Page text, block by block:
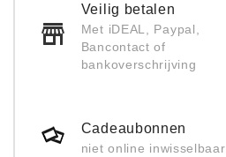
Veilig betalen
Met iDEAL, Paypal,
Bancontact of
bankoverschrijving
Cadeaubonnen
niet online inwisselbaar